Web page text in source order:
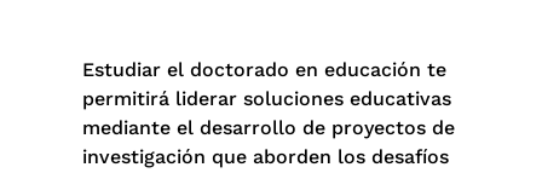
Estudiar el doctorado en educación te
permitirá liderar soluciones educativas
mediante el desarrollo de proyectos de
investigación que aborden los desafíos